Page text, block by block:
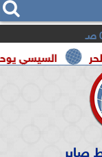
السيسي يوحد السودان
صابر